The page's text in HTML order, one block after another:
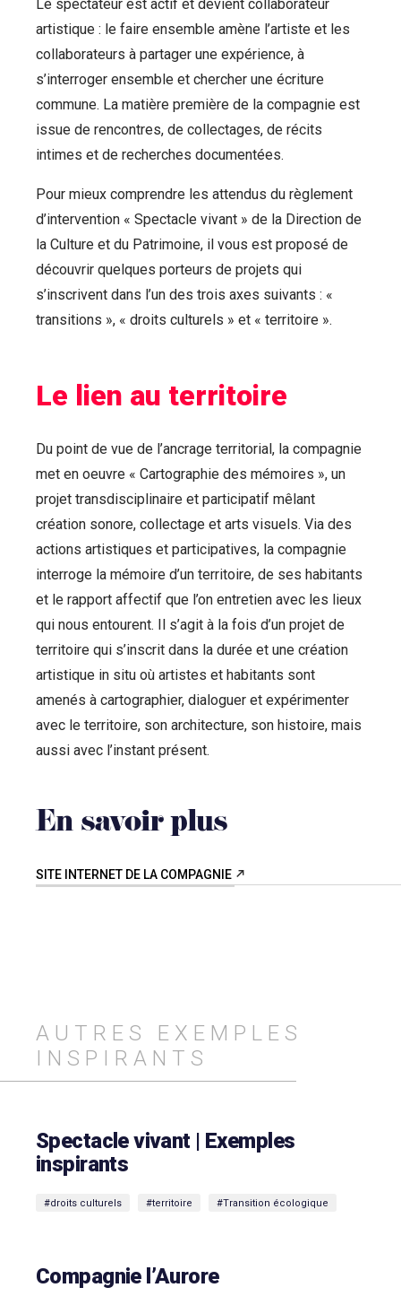
Le spectateur est actif et devient collaborateur
artistique : le faire ensemble amène l’artiste et les
collaborateurs à partager une expérience, à
s’interroger ensemble et chercher une écriture
commune. La matière première de la compagnie est
issue de rencontres, de collectages, de récits
intimes et de recherches documentées.
Pour mieux comprendre les attendus du règlement
d’intervention « Spectacle vivant » de la Direction de
la Culture et du Patrimoine, il vous est proposé de
découvrir quelques porteurs de projets qui
s’inscrivent dans l’un des trois axes suivants : «
transitions », « droits culturels » et « territoire ».
Le lien au territoire
Du point de vue de l’ancrage territorial, la compagnie
met en oeuvre « Cartographie des mémoires », un
projet transdisciplinaire et participatif mêlant
création sonore, collectage et arts visuels. Via des
actions artistiques et participatives, la compagnie
interroge la mémoire d’un territoire, de ses habitants
et le rapport affectif que l’on entretien avec les lieux
qui nous entourent. Il s’agit à la fois d’un projet de
territoire qui s’inscrit dans la durée et une création
artistique in situ où artistes et habitants sont
amenés à cartographier, dialoguer et expérimenter
avec le territoire, son architecture, son histoire, mais
aussi avec l’instant présent.
En savoir plus
SITE INTERNET DE LA COMPAGNIE
AUTRES EXEMPLES
INSPIRANTS
Spectacle vivant | Exemples
inspirants
#droits culturels #territoire #Transition écologique
Compagnie l’Aurore